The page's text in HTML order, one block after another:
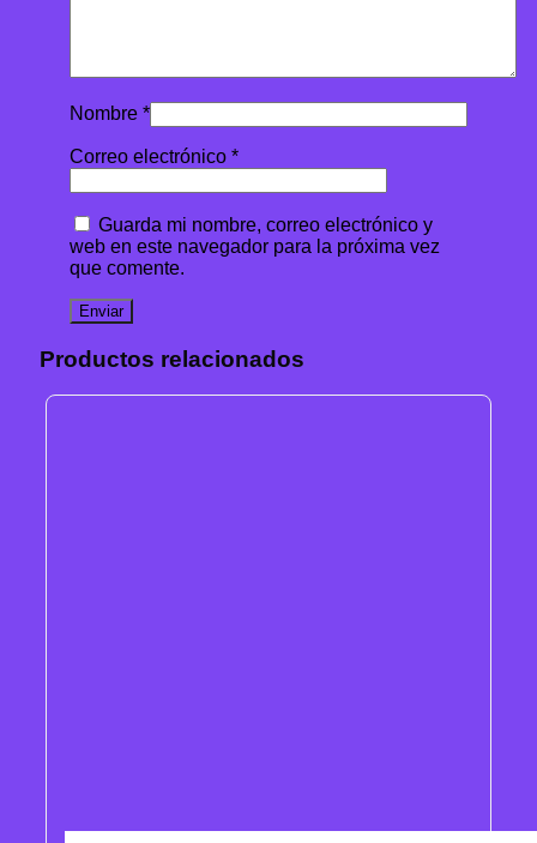
Nombre *
Correo electrónico *
Guarda mi nombre, correo electrónico y
web en este navegador para la próxima vez
que comente.
Productos relacionados